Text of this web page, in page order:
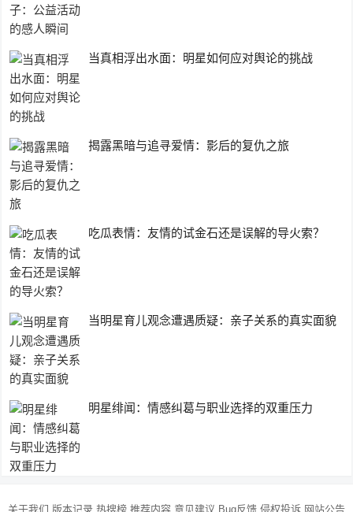
当真相浮出水面：明星如何应对舆论的挑战
揭露黑暗与追寻爱情：影后的复仇之旅
吃瓜表情：友情的试金石还是误解的导火索？
当明星育儿观念遭遇质疑：亲子关系的真实面貌
明星绯闻：情感纠葛与职业选择的双重压力
关于我们 版本记录 热搜榜 推荐内容 意见建议 Bug反馈 侵权投诉 网站公告